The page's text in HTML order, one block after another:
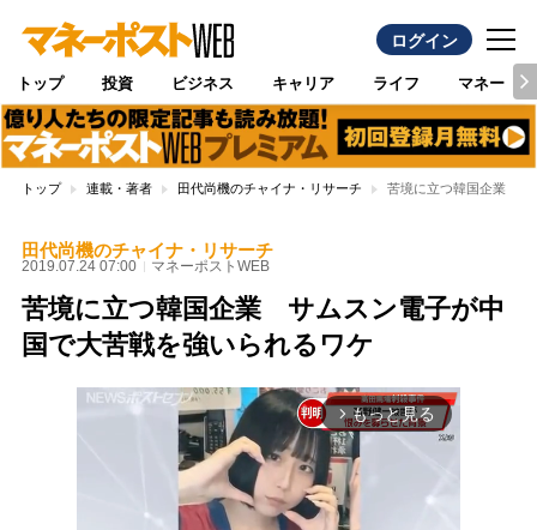
ログイン
トップ 投資 ビジネス キャリア ライフ マネー
トップ 連載・著者 田代尚機のチャイナ・リサーチ 苦境に立つ韓国企業 サ
田代尚機のチャイナ・リサーチ
2019.07.24 07:00 マネーポストWEB
苦境に立つ韓国企業 サムスン電子が中
国で大苦戦を強いられるワケ
arrow_forward_ios もっと見る